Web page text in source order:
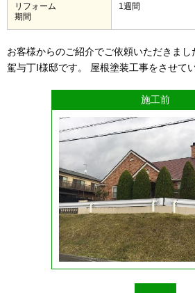
リフォーム
期間
1週間
お客様からのご紹介でご依頼いただきま
駕与丁I様邸です。 屋根塗装工事をさせて
施工前